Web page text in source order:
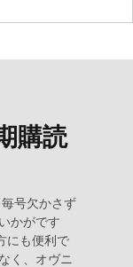
購読
号欠かさず
かがです
にも便利で
く、オヴニ